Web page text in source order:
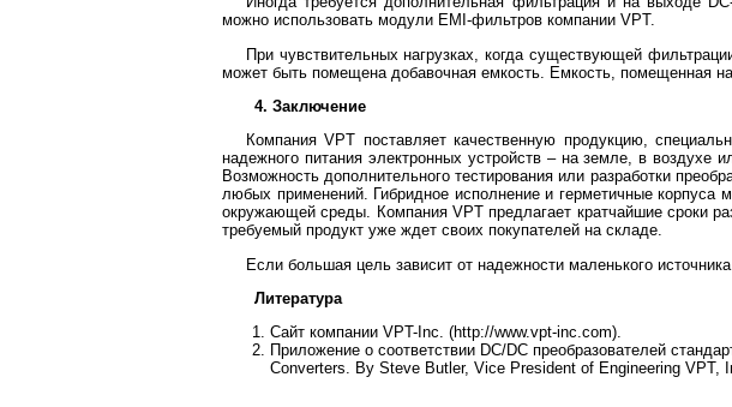
можно использовать модули EMI-фильтров компании VPT.
При чувствительных нагрузках, когда существующей
может быть помещена добавочная емкость. Емкость, помещенная
4. Заключение
Компания VPT поставляет качественную продукцию,
надежного питания электронных устройств – на земле, в
Возможность дополнительного тестирования или разработки
любых применений. Гибридное исполнение и герметичные корпуса
окружающей среды. Компания VPT предлагает кратчайшие сроки
требуемый продукт уже ждет своих покупателей на складе.
Если большая цель зависит от надежности маленького
Литература
Сайт компании VPT-Inc. (http://www.vpt-inc.com).
Приложение о соответствии DC/DC преобразователей
Converters. By Steve Butler, Vice President of Engineering VPT,